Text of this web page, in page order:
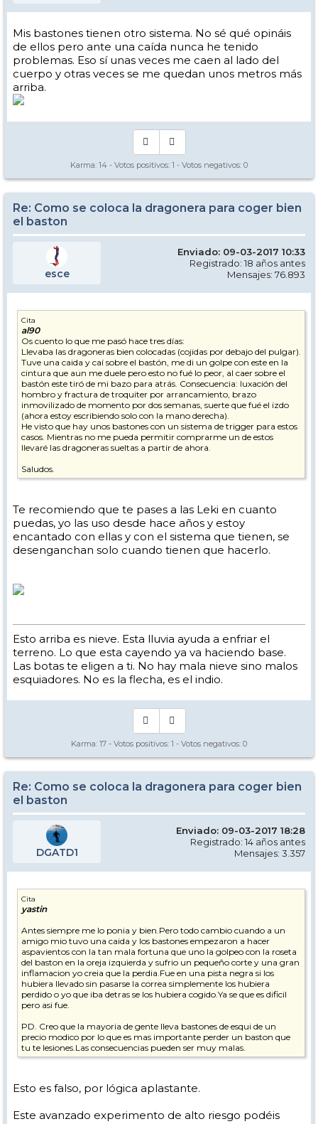
Mis bastones tienen otro sistema. No sé qué opináis
de ellos pero ante una caída nunca he tenido
problemas. Eso sí unas veces me caen al lado del
cuerpo y otras veces se me quedan unos metros más
arriba.
Karma: 14 - Votos positivos: 1 - Votos negativos: 0
Re: Como se coloca la dragonera para coger bien
el baston
esce
Enviado: 09-03-2017 10:33
Registrado: 18 años antes
Mensajes: 76.893
Cita
al90
Os cuento lo que me pasó hace tres días:
Llevaba las dragoneras bien colocadas (cojidas por debajo del pulgar).
Tuve una caida y caí sobre el bastón, me di un golpe con este en la
cintura que aun me duele pero esto no fué lo peor, al caer sobre el
bastón este tiró de mi bazo para atrás. Consecuencia: luxación del
hombro y fractura de troquiter por arrancamiento, brazo
inmovilizado de momento por dos semanas, suerte que fué el izdo
(ahora estoy escribiendo solo con la mano derecha).
He visto que hay unos bastones con un sistema de trigger para estos
casos. Mientras no me pueda permitir comprarme un de estos
llevaré las dragoneras sueltas a partir de ahora.
Saludos.
Te recomiendo que te pases a las Leki en cuanto
puedas, yo las uso desde hace años y estoy
encantado con ellas y con el sistema que tienen, se
desenganchan solo cuando tienen que hacerlo.
Esto arriba es nieve. Esta lluvia ayuda a enfriar el
terreno. Lo que esta cayendo ya va haciendo base.
Las botas te eligen a ti. No hay mala nieve sino malos
esquiadores. No es la flecha, es el indio.
Karma: 17 - Votos positivos: 1 - Votos negativos: 0
Re: Como se coloca la dragonera para coger bien
el baston
DGATD1
Enviado: 09-03-2017 18:28
Registrado: 14 años antes
Mensajes: 3.357
Cita
yastin
Antes siempre me lo ponia y bien.Pero todo cambio cuando a un
amigo mio tuvo una caida y los bastones empezaron a hacer
aspavientos con la tan mala fortuna que uno la golpeo con la roseta
del baston en la oreja izquierda y sufrio un pequeño corte y una gran
inflamacion yo creia que la perdia.Fue en una pista negra si los
hubiera llevado sin pasarse la correa simplemente los hubiera
perdido o yo que iba detras se los hubiera cogido.Ya se que es dificil
pero asi fue.
PD. Creo que la mayoria de gente lleva bastones de esqui de un
precio modico por lo que es mas importante perder un baston que
tu te lesiones.Las consecuencias pueden ser muy malas.
Esto es falso, por lógica aplastante.
Este avanzado experimento de alto riesgo podéis